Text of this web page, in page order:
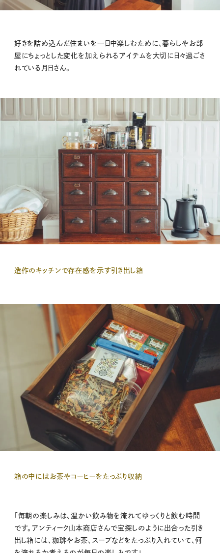
好きを詰め込んだ住まいを一日中楽しむために、暮らしやお部
屋にちょっとした変化を加えられるアイテムを大切に日々過ごさ
れている月日さん。
造作のキッチンで存在感を示す引き出し箱
箱の中にはお茶やコーヒーをたっぷり収納
「毎朝の楽しみは、温かい飲み物を淹れてゆっくりと飲む時間
です。アンティーク山本商店さんで宝探しのように出合った引き
出し箱には、珈琲やお茶、スープなどをたっぷり入れていて、何